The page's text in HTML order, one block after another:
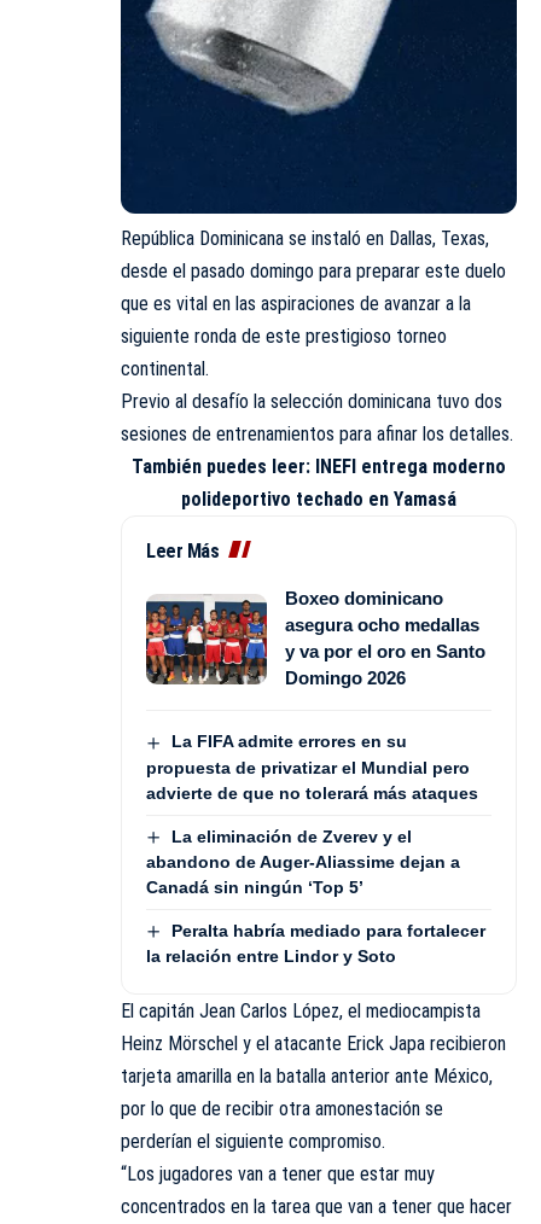
República Dominicana se instaló en Dallas, Texas,
desde el pasado domingo para preparar este duelo
que es vital en las aspiraciones de avanzar a la
siguiente ronda de este prestigioso torneo
continental.
Previo al desafío la selección dominicana tuvo dos
sesiones de entrenamientos para afinar los detalles.
También puedes leer: INEFI entrega moderno
polideportivo techado en Yamasá
Leer Más
Boxeo dominicano
asegura ocho medallas
y va por el oro en Santo
Domingo 2026
La FIFA admite errores en su
propuesta de privatizar el Mundial pero
advierte de que no tolerará más ataques
La eliminación de Zverev y el
abandono de Auger-Aliassime dejan a
Canadá sin ningún ‘Top 5’
Peralta habría mediado para fortalecer
la relación entre Lindor y Soto
El capitán Jean Carlos López, el mediocampista
Heinz Mörschel y el atacante Erick Japa recibieron
tarjeta amarilla en la batalla anterior ante México,
por lo que de recibir otra amonestación se
perderían el siguiente compromiso.
“Los jugadores van a tener que estar muy
concentrados en la tarea que van a tener que hacer